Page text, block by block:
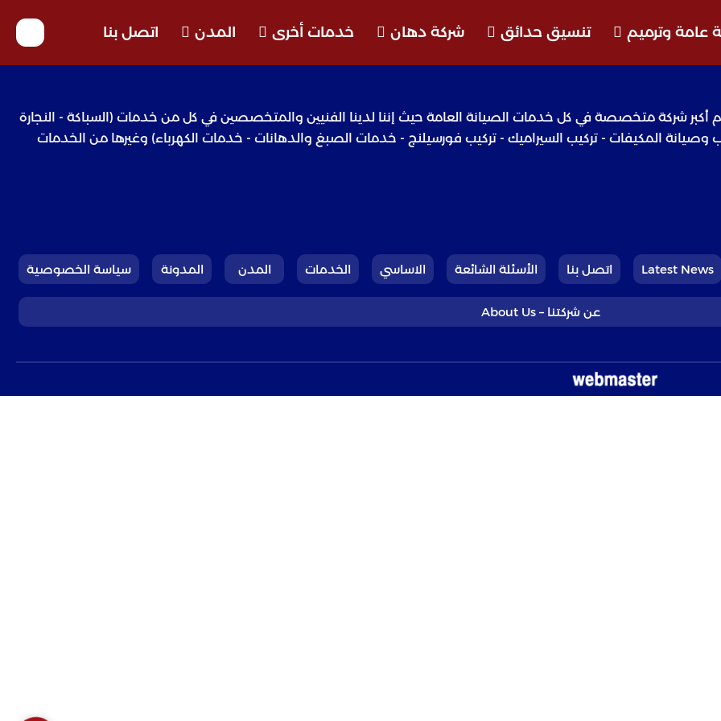
عامة وترميم تنسيق حدائق شركة دهان خدمات أخرى المدن اتصل بنا
منذ عام 2008 حتى أصبحنا اليوم أكبر شركة متخصصة في كل خدمات الصيانة العامة حيث إننا لدينا الفنيين والمتخصصين في كل من خدمات (السباكة - النجارة
وصيانة المكيفات - تركيب السيراميك - تركيب فورسيلنج - خدمات الصبغ والدهانات - خدمات الكهرباء) وغيرها من الخدمات
Latest News اتصل بنا الأسئلة الشائعة الاساسي الخدمات المدن المدونة سياسة الخصوصية
عن شركتنا – About Us